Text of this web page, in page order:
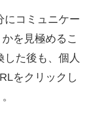
にコミュニケー
を見極めるこ
した後も、個人
をクリックし